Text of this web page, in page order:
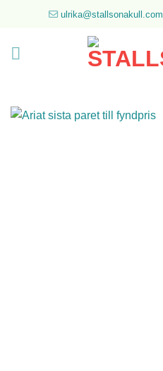
ulrika@stallsonakull.com